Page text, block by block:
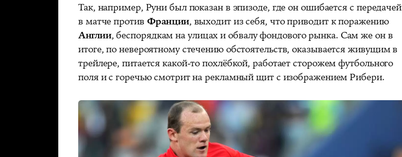
Так, например, Руни был показан в эпизоде, где он ошибается с передачей
в матче против Франции, выходит из себя, что приводит к поражению
Англии, беспорядкам на улицах и обвалу фондового рынка. Сам же он в
итоге, по невероятному стечению обстоятельств, оказывается живущим в
трейлере, питается какой-то похлёбкой, работает сторожем футбольного
поля и с горечью смотрит на рекламный щит с изображением Рибери.